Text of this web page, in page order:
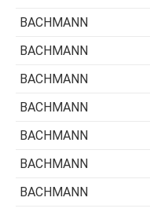
BACHMANN
BACHMANN
BACHMANN
BACHMANN
BACHMANN
BACHMANN
BACHMANN